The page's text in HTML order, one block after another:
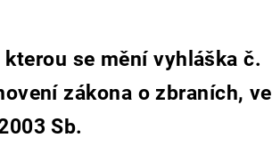
se mění vyhláška č.
zákona o zbraních, ve
Sb.